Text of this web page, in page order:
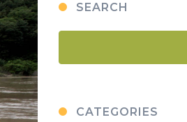
SEARCH
CATEGORIES